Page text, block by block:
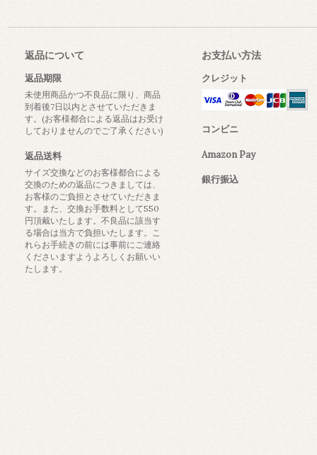
返品について
返品期限
未使用商品かつ不良品に限り、商品
到着後7日以内とさせていただきま
す。(お客様都合による返品はお受け
しておりませんのでご了承ください)
返品送料
サイズ交換などのお客様都合による
交換のための返品につきましては、
お客様のご負担とさせていただきま
す。また、交換お手数料として550
円頂戴いたします。不良品に該当す
る場合は当方で負担いたします。こ
れらお手続きの前には事前にご連絡
くださいますようよろしくお願いい
たします。
お支払い方法
クレジット
コンビニ
Amazon Pay
銀行振込